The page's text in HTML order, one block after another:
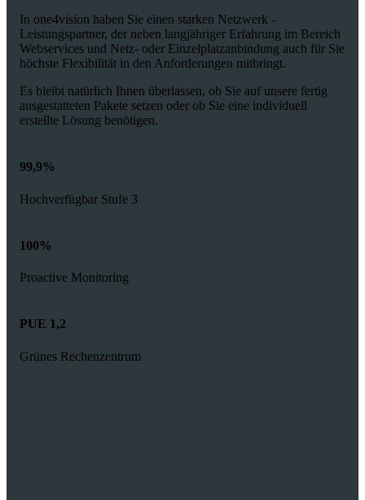
In one4vision haben Sie einen starken Netzwerk -
Leistungspartner, der neben langjähriger Erfahrung im Bereich
Webservices und Netz- oder Einzelplatzanbindung auch für Sie
höchste Flexibilität in den Anforderungen mitbringt.
Es bleibt natürlich Ihnen überlassen, ob Sie auf unsere fertig
ausgestatteten Pakete setzen oder ob Sie eine individuell
erstellte Lösung benötigen.
99,9%
Hochverfügbar Stufe 3
100%
Proactive Monitoring
PUE 1,2
Grünes Rechenzentrum